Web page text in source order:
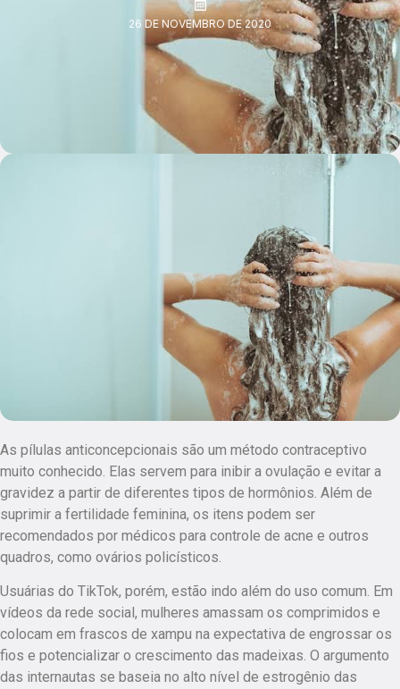
26 DE NOVEMBRO DE 2020
As pílulas anticoncepcionais são um método contraceptivo
muito conhecido. Elas servem para inibir a ovulação e evitar a
gravidez a partir de diferentes tipos de hormônios. Além de
suprimir a fertilidade feminina, os itens podem ser
recomendados por médicos para controle de acne e outros
quadros, como ovários policísticos.
Usuárias do TikTok, porém, estão indo além do uso comum. Em
vídeos da rede social, mulheres amassam os comprimidos e
colocam em frascos de xampu na expectativa de engrossar os
fios e potencializar o crescimento das madeixas. O argumento
das internautas se baseia no alto nível de estrogênio das